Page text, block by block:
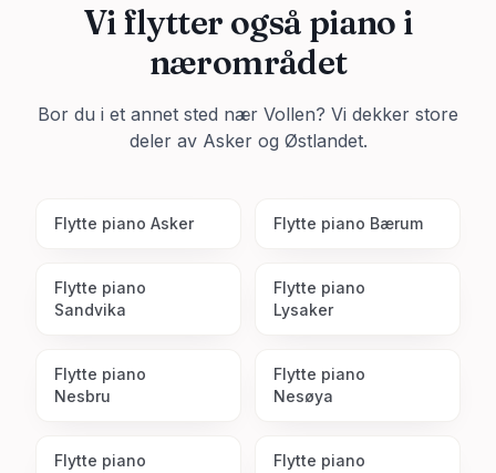
Vi flytter også piano i
nærområdet
Bor du i et annet sted nær Vollen? Vi dekker store
deler av Askerog Østlandet.
Flytte piano Asker Flytte piano Bærum
Flytte piano
Sandvika
Flytte piano
Lysaker
Flytte piano
Nesbru
Flytte piano
Nesøya
Flytte piano
Flytte piano